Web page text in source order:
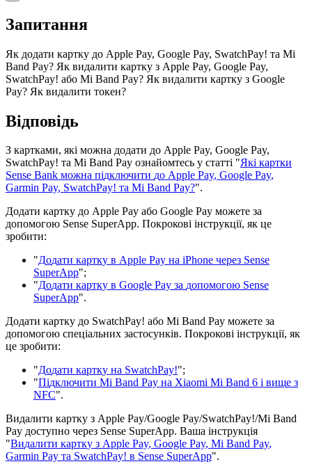
Запитання
Як додати картку до Apple Pay, Google Pay, SwatchPay! та Mi
Band Pay? Як видалити картку з Apple Pay, Google Pay,
SwatchPay! або Mi Band Pay? Як видалити картку з Google
Pay? Як видалити токен?
Відповідь
З картками, які можна додати до Apple Pay, Google Pay,
SwatchPay! та Mi Band Pay ознайомтесь у статті "Які картки
Sense Bank можна підключити до Apple Pay, Google Pay,
Garmin Pay, SwatchPay! та Mi Band Pay?".
Додати картку до Apple Pay або Google Pay можете за
допомогою Sense SuperApp. Покрокові інструкції, як це
зробити:
"Додати картку в Apple Pay на iPhone через Sense
SuperApp";
"Додати картку в Google Pay за допомогою Sense
SuperApp".
Додати картку до SwatchPay! або Mi Band Pay можете за
допомогою спеціальних застосунків. Покрокові інструкції, як
це зробити:
"Додати картку на SwatchPay!";
"Підключити Mi Band Pay на Xiaomi Mi Band 6 і вище з
NFC".
Видалити картку з Apple Pay/Google Pay/SwatchPay!/Mi Band
Pay доступно через Sense SuperApp. Ваша інструкція
"Видалити картку з Apple Pay, Google Pay, Mi Band Pay,
Garmin Pay та SwatchPay! в Sense SuperApp".